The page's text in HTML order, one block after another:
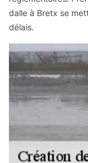
dalle à Bretx se
délais.